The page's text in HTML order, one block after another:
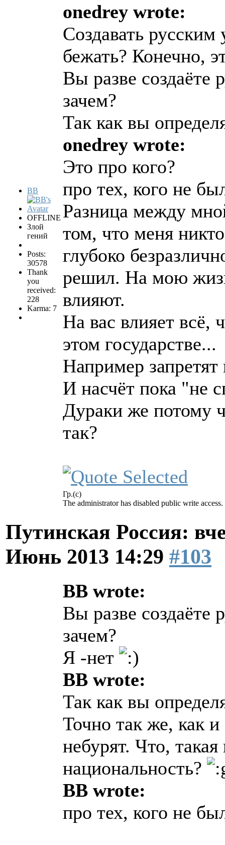
BB
OFFLINE
Злой
гений
Posts:
30578
Thank
you
received:
228
Karma: 7
onedrey wrote:
Создавать
бежать? Конечно,
Вы разве создаёте
зачем?
Так как вы
onedrey wrote:
Это про кого?
про тех, кого не
Разница между
том, что меня
глубоко
решил. На мою
влияют.
На вас влияет всё,
этом государстве...
Например
И насчёт пока "не
Дураки же потому
так?
Гр.(с)
The administrator has disabled public write access.
Путинская Россия:
Июнь 2013 14:29 #103
BB wrote:
Вы разве создаёте
зачем?
Я -нет
BB wrote:
Так как вы
Точно так же, как и
небурят. Что,
национальность?
BB wrote:
про тех, кого не